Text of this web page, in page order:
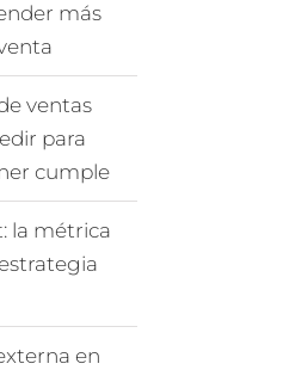
más
ventas
para
cumple
la métrica
en